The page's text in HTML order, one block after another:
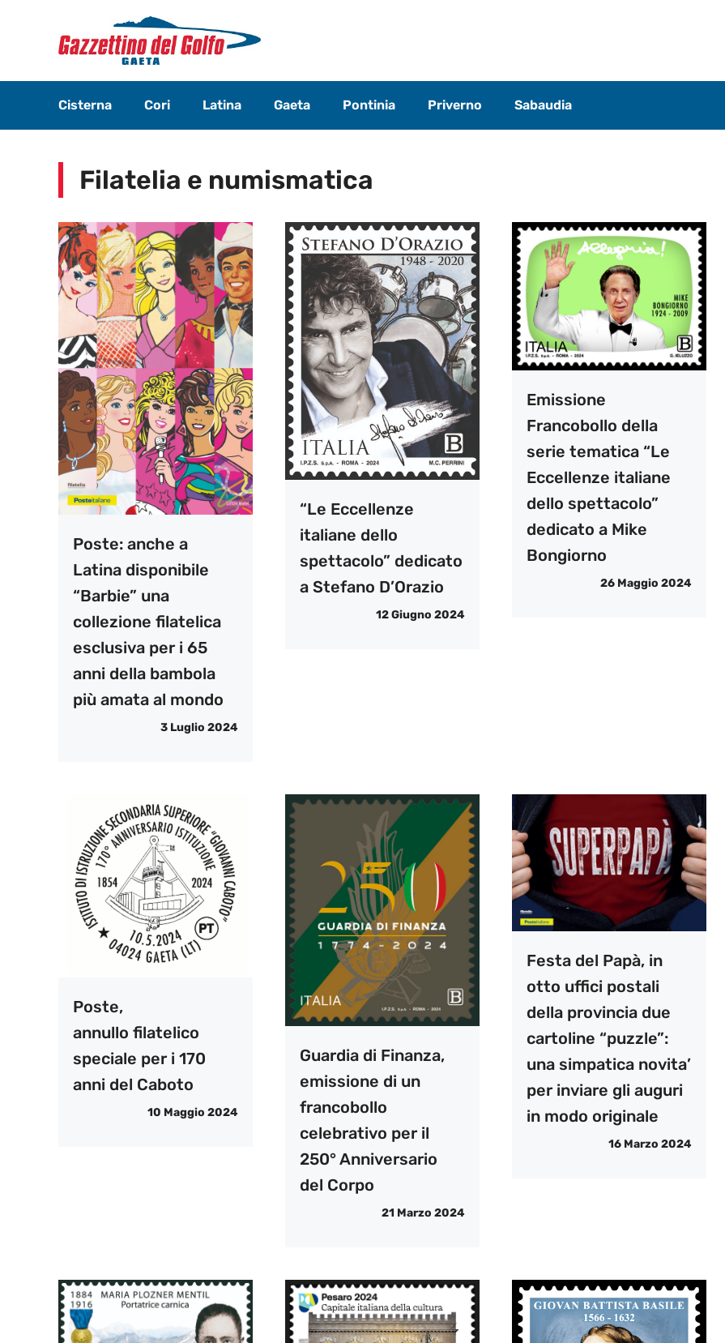
contenuto
Cisterna Cori Latina Gaeta Pontinia Priverno Sabaudia
Filatelia e numismatica
Poste: anche a
Latina disponibile
“Barbie” una
collezione filatelica
esclusiva per i 65
anni della bambola
più amata al mondo
3 Luglio 2024
“Le Eccellenze
italiane dello
spettacolo” dedicato
a Stefano D’Orazio
12 Giugno 2024
Emissione
Francobollo della
serie tematica “Le
Eccellenze italiane
dello spettacolo”
dedicato a Mike
Bongiorno
26 Maggio 2024
Poste,
annullo filatelico
speciale per i 170
anni del Caboto
10 Maggio 2024
Guardia di Finanza,
emissione di un
francobollo
celebrativo per il
250° Anniversario
del Corpo
21 Marzo 2024
Festa del Papà, in
otto uffici postali
della provincia due
cartoline “puzzle”:
una simpatica novita’
per inviare gli auguri
in modo originale
16 Marzo 2024